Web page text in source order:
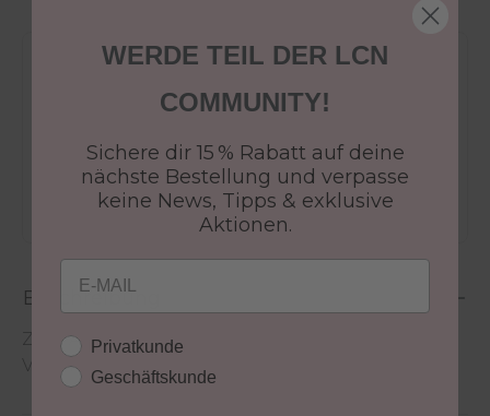
Versandkostenfrei ab 50€
30 Tage Rückgaberecht
Jetzt shoppen - bezahlen in 30 Tagen
Beschreibung
Zum Aufnehmen und Applizieren der feinen
Volumeneinzelwimpern oder Büschelwimpern
WERDE TEIL DER LCN
COMMUNITY!
Sichere dir 15 % Rabatt auf deine
nächste Bestellung und verpasse
keine News, Tipps & exklusive
Aktionen.
Email
Kundengruppe
Privatkunde
Geschäftskunde